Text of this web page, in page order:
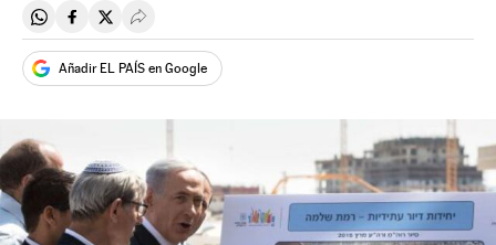
Compartir en Whatsapp
Compartir en Facebook
Compartir en Twitter
Desplegar Redes Sociales
Añadir EL PAÍS en Google